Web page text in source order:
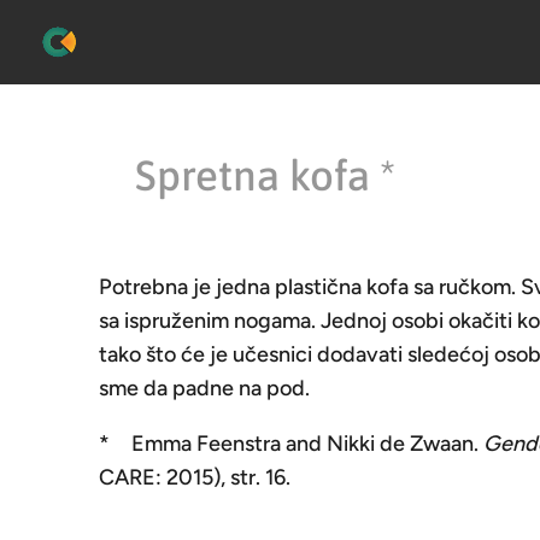
Spretna kofa *
Potrebna je jedna plastična kofa sa ručkom.
sa ispruženim nogama. Jednoj osobi okačiti
tako što će je učesnici dodavati sledećoj
sme da padne na pod.
* Emma Feenstra and Nikki de Zwaan.
CARE: 2015), str. 16.